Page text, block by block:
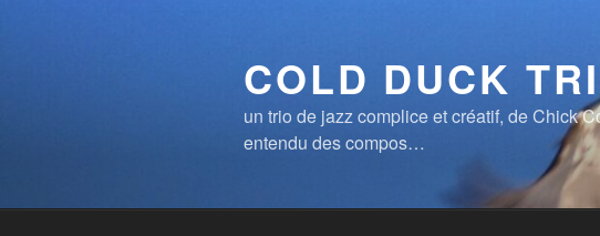
COLD DUCK
un trio de jazz complice et créatif, de Chick
entendu des compos…